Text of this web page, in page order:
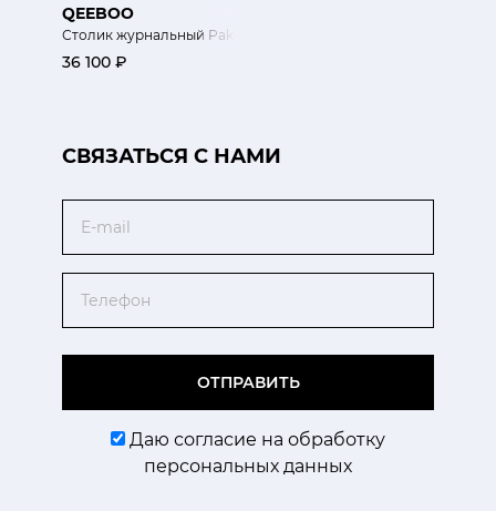
QEEBOO
Столик журнальный Pako Black
36 100 ₽
CВЯЗАТЬСЯ С НАМИ
ОТПРАВИТЬ
Даю согласие на обработку
персональных данных